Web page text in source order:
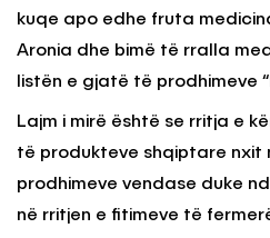
kuqe apo edhe fruta
Aronia dhe bimë të rralla
listën e gjatë të prodhimeve
Lajm i mirë është se rritja e
të produkteve shqiptare nxit
prodhimeve vendase duke
në rritjen e fitimeve të